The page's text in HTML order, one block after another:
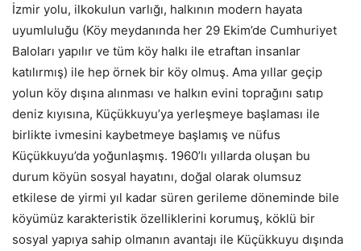
İzmir yolu, ilkokulun varlığı, halkının modern hayata
uyumluluğu (Köy meydanında her 29 Ekim’de Cumhuriyet
Baloları yapılır ve tüm köy halkı ile etraftan insanlar
katılırmış) ile hep örnek bir köy olmuş. Ama yıllar geçip
yolun köy dışına alınması ve halkın evini toprağını satıp
deniz kıyısına, Küçükkuyu’ya yerleşmeye başlaması ile
birlikte ivmesini kaybetmeye başlamış ve nüfus
Küçükkuyu’da yoğunlaşmış. 1960’lı yıllarda oluşan bu
durum köyün sosyal hayatını, doğal olarak olumsuz
etkilese de yirmi yıl kadar süren gerileme döneminde bile
köyümüz karakteristik özelliklerini korumuş, köklü bir
sosyal yapıya sahip olmanın avantajı ile Küçükkuyu dışında